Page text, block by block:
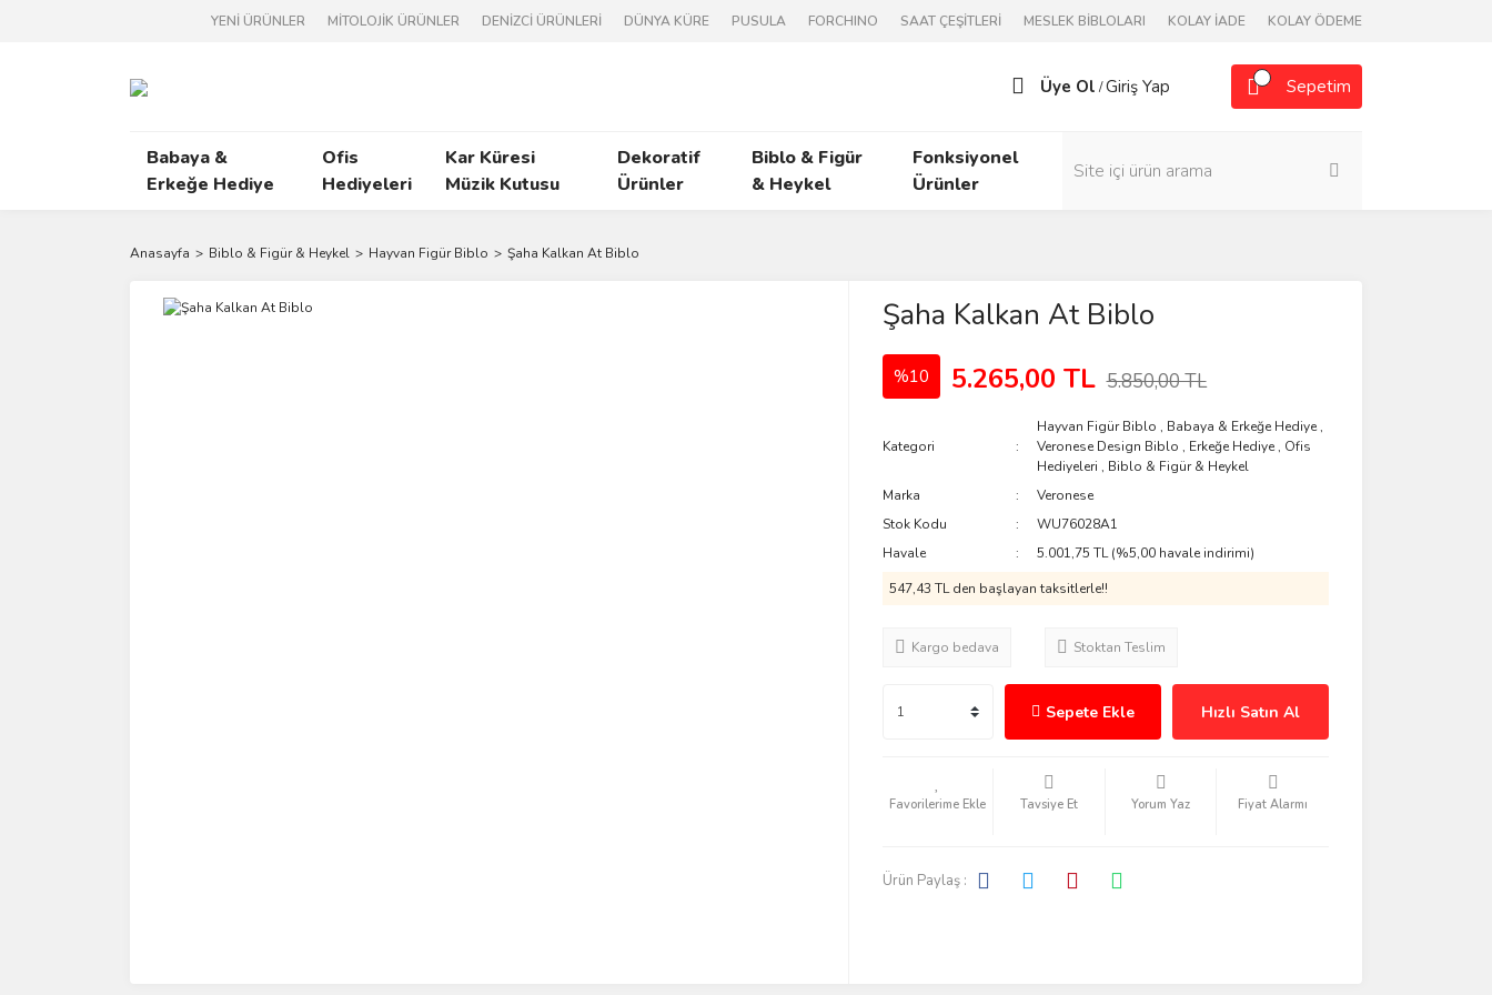
YENİ ÜRÜNLER MİTOLOJİK ÜRÜNLER DENİZCİ ÜRÜNLERİ DÜNYA KÜRE PUSULA FORCHINO SAAT ÇEŞİTLERİ MESLEK BİBLOLARI KOLAY İADE KOLAY ÖDEME
Üye Ol /Giriş Yap Sepetim
Babaya &
Erkeğe Hediye
Ofis
Hediyeleri
Kar Küresi
Müzik Kutusu
Dekoratif
Ürünler
Biblo & Figür
& Heykel
Fonksiyonel
Ürünler
Anasayfa Biblo & Figür & Heykel Hayvan Figür Biblo Şaha Kalkan At Biblo
Şaha Kalkan At Biblo
%10 5.265,00 TL 5.850,00 TL
Kategori
Hayvan Figür Biblo , Babaya & Erkeğe Hediye ,
Veronese Design Biblo , Erkeğe Hediye , Ofis
Hediyeleri , Biblo & Figür & Heykel
Marka
Veronese
Stok Kodu
WU76028A1
Havale
5.001,75 TL (%5,00 havale indirimi)
547,43 TL den başlayan taksitlerle!!
Kargo bedava Stoktan Teslim
Sepete Ekle Hızlı Satın Al
Tavsiye Et Yorum Yaz Fiyat Alarmı
Ürün Paylaş :